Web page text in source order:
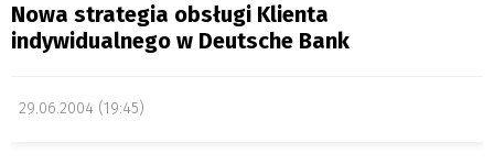
Nowa strategia obsługi Klienta
indywidualnego w Deutsche Bank
29.06.2004 (19:45)